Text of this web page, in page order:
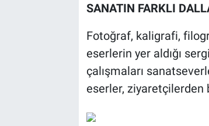
SANATIN FARKLI
Fotoğraf, kaligrafi,
eserlerin yer aldığı
çalışmaları
eserler, ziyaretçilerden